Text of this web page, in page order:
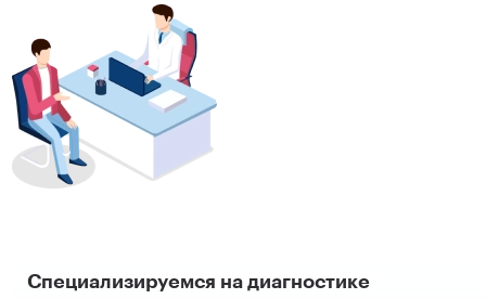
Специализируемся на диагностике